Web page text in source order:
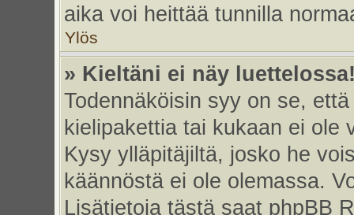
aika voi heittää tunnilla
Ylös
» Kieltäni ei näy
Todennäköisin syy on se,
kielipakettia tai kukaan ei ole
Kysy ylläpitäjiltä, josko he
käännöstä ei ole olemassa.
Lisätietoja tästä saat phpBB